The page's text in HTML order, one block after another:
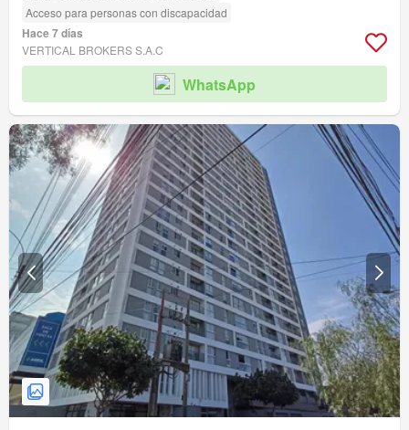
Acceso para personas con discapacidad
Hace 7 días
VERTICAL BROKERS S.A.C
WhatsApp